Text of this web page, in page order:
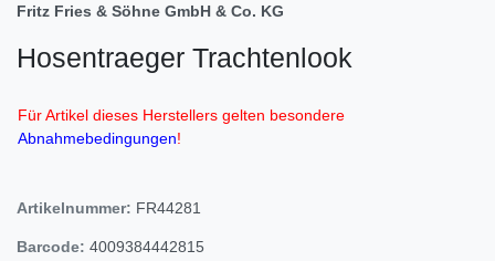
Fritz Fries & Söhne GmbH & Co. KG
Hosentraeger Trachtenlook
Für Artikel dieses Herstellers gelten besondere
Abnahmebedingungen!
Artikelnummer: FR44281
Barcode: 4009384442815